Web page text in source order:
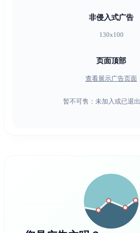
非侵入式广告
130x100
页面顶部
查看展示广告页面
暂不可售：未加入或已退